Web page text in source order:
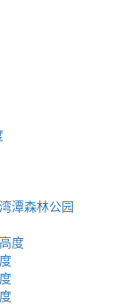
潭森林公园
度